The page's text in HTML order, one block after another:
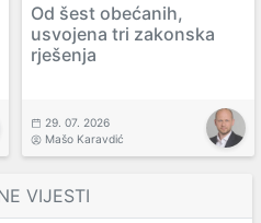
Od šest obećanih,
usvojena tri zakonska
rješenja
29. 07. 2026
Mašo Karavdić
VIJESTI